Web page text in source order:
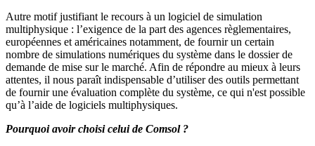
Autre motif justifiant le recours à un logiciel de simulation
multiphysique : l’exigence de la part des agences règlementaires,
européennes et américaines notamment, de fournir un certain
nombre de simulations numériques du système dans le dossier de
demande de mise sur le marché. Afin de répondre au mieux à leurs
attentes, il nous paraît indispensable d’utiliser des outils permettant
de fournir une évaluation complète du système, ce qui n'est possible
qu’à l’aide de logiciels multiphysiques.
Pourquoi avoir choisi celui de Comsol ?